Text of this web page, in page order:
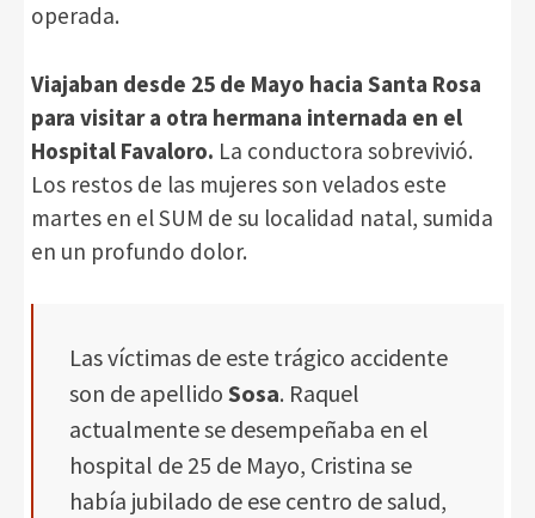
operada.
Viajaban desde 25 de Mayo hacia Santa Rosa
para visitar a otra hermana internada en el
Hospital Favaloro. La conductora sobrevivió.
Los restos de las mujeres son velados este
martes en el SUM de su localidad natal, sumida
en un profundo dolor.
Las víctimas de este trágico accidente
son de apellido Sosa. Raquel
actualmente se desempeñaba en el
hospital de 25 de Mayo, Cristina se
había jubilado de ese centro de salud,